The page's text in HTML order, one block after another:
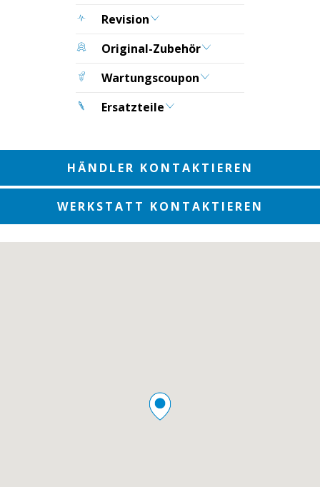
Revision
Original-Zubehör
Wartungscoupon
Ersatzteile
HÄNDLER KONTAKTIEREN
WERKSTATT KONTAKTIEREN